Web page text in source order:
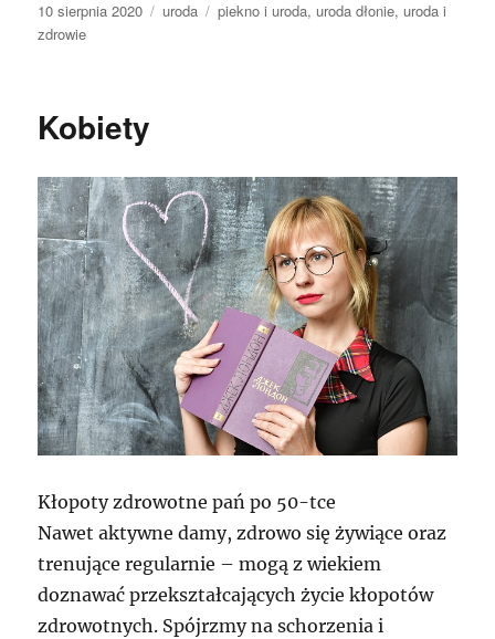
Data
publikacji
10 sierpnia 2020 Kategorie
uroda Tagi
piekno i uroda, uroda dłonie, uroda i
zdrowie
Kobiety
Kłopoty zdrowotne pań po 50-tce
Nawet aktywne damy, zdrowo się żywiące oraz
trenujące regularnie – mogą z wiekiem
doznawać przekształcających życie kłopotów
zdrowotnych. Spójrzmy na schorzenia i